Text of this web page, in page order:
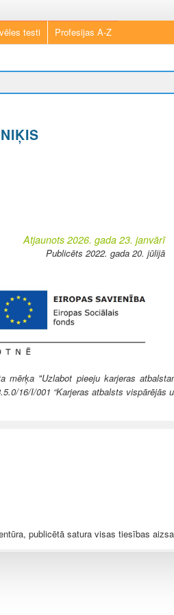
testi Profesijas A-Z
Atjaunots 2026. gada 23. janvārī
Publicēts 2022. gada 20. jūlijā
mērķa "Uzlabot pieeju karjeras
16/I/001 “Karjeras atbalsts vispārējās
publicētā satura visas tiesības